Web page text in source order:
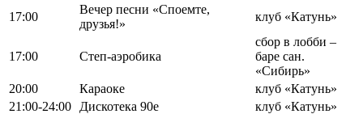
17:00
Вечер песни «Споемте,
друзья!»
клуб «Катунь»
17:00 Степ-аэробика
сбор в лобби –
баре сан.
«Сибирь»
20:00
Караоке
клуб «Катунь»
21:00-24:00
Дискотека 90е клуб «Катунь»